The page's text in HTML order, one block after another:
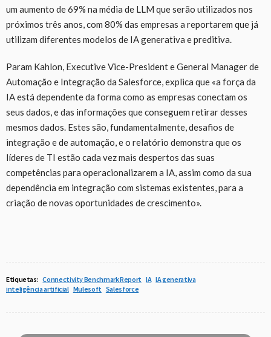
um aumento de 69% na média de LLM que serão utilizados nos
próximos três anos, com 80% das empresas a reportarem que já
utilizam diferentes modelos de IA generativa e preditiva.
Param Kahlon, Executive Vice-President e General Manager de
Automação e Integração da Salesforce, explica que «a força da
IA está dependente da forma como as empresas conectam os
seus dados, e das informações que conseguem retirar desses
mesmos dados. Estes são, fundamentalmente, desafios de
integração e de automação, e o relatório demonstra que os
líderes de TI estão cada vez mais despertos das suas
competências para operacionalizarem a IA, assim como da sua
dependência em integração com sistemas existentes, para a
criação de novas oportunidades de crescimento».
Etiquetas: Connectivity Benchmark Report IA IA generativa
inteligência artificial Mulesoft Salesforce